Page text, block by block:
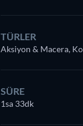
TÜRLER
Aksiyon & Macera,
SÜRE
1sa 33dk